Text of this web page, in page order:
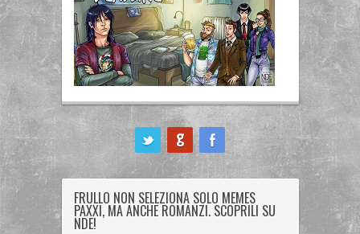
FRULLO NON SELEZIONA SOLO MEMES
PAXXI, MA ANCHE ROMANZI. SCOPRILI SU
NDE!